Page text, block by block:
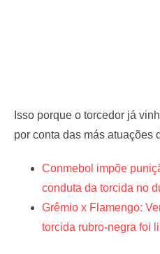
Isso porque o torcedor já
por conta das más atuações
Conmebol impõe
conduta da torcida no
Grêmio x Flamengo:
torcida rubro-negra foi